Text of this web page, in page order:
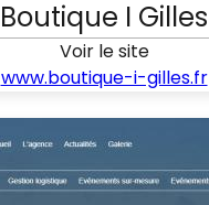
Boutique I Gilles
Voir le site
www.boutique-i-gilles.fr